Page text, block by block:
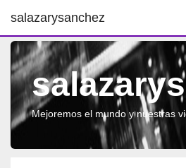
salazarysanchez
Mejoremos el mundo y nuestras